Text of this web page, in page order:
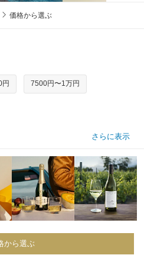
価格から選ぶ
7500円〜1万円
さらに表示
から選ぶ